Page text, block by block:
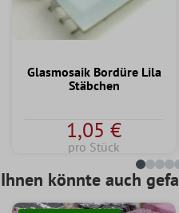
Glasmosaik Bordüre Lila
Stäbchen
1,05 €
pro Stück
Ihnen könnte auch